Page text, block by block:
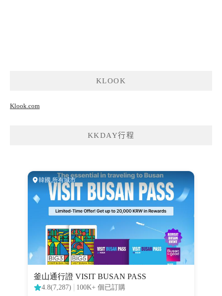
KLOOK
Klook.com
KKDAY行程